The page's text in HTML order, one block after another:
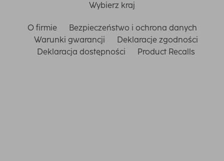
Wybierz kraj
O firmie
Bezpieczeństwo i ochrona danych
Warunki gwarancji
Deklaracje zgodności
Deklaracja dostępności
Product Recalls